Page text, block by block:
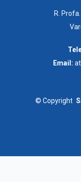
R.
Email:
© Copyright